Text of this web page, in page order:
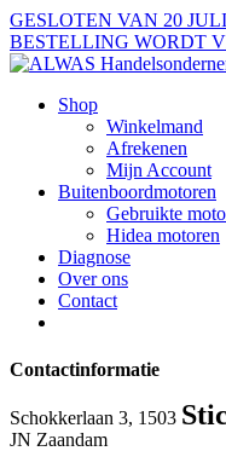
Ga
naar
inhoud
GESLOTEN VAN 20
BESTELLING WORDT
Shop
Winkelmand
Afrekenen
Mijn Account
Buitenboordmotoren
Gebruikte
Hidea motoren
Diagnose
Over ons
Contact
Contactinformatie
Schokkerlaan 3, 1503
JN Zaandam